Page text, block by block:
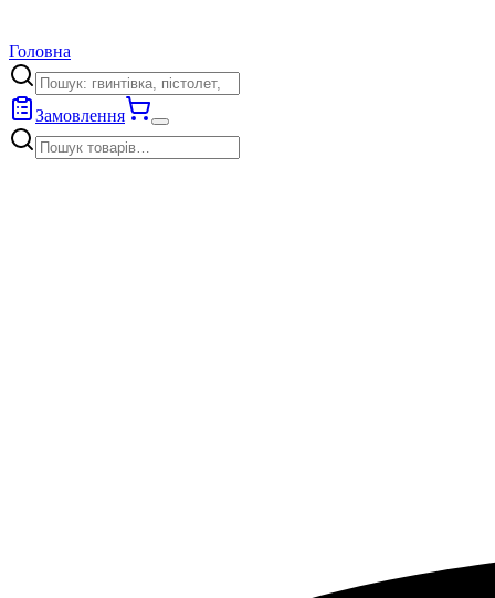
Головна
Замовлення